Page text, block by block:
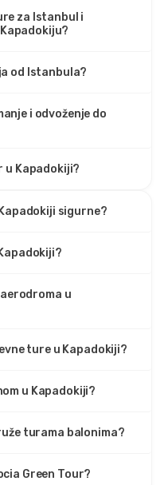
za Istanbul i
od Istanbula?
i odvoženje do
u Kapadokiji?
sigurne?
u
ture u Kapadokiji?
u Kapadokiji?
turama balonima?
Green Tour?